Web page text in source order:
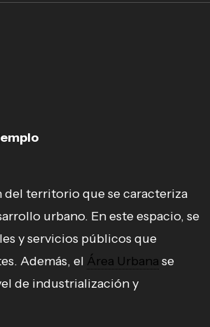
del territorio que se caracteriza
urbano. En este espacio, se
y servicios públicos que
Además, el Área Urbana se
de industrialización y